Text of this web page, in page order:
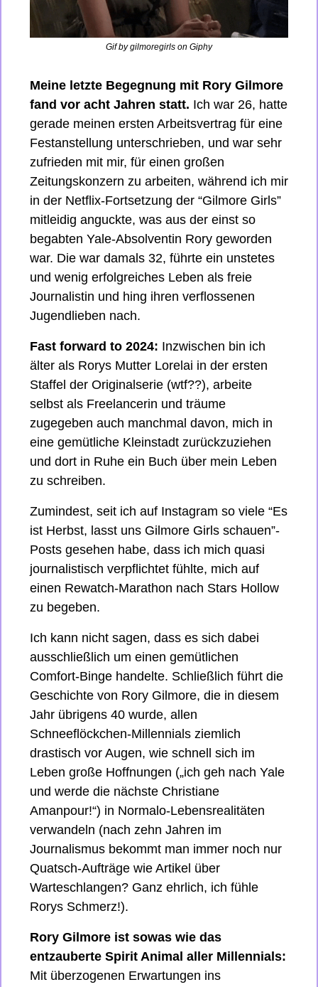
Gif by gilmoregirls on Giphy
Meine letzte Begegnung mit Rory Gilmore
fand vor acht Jahren statt. Ich war 26, hatte
gerade meinen ersten Arbeitsvertrag für eine
Festanstellung unterschrieben, und war sehr
zufrieden mit mir, für einen großen
Zeitungskonzern zu arbeiten, während ich mir
in der Netflix-Fortsetzung der “Gilmore Girls”
mitleidig anguckte, was aus der einst so
begabten Yale-Absolventin Rory geworden
war. Die war damals 32, führte ein unstetes
und wenig erfolgreiches Leben als freie
Journalistin und hing ihren verflossenen
Jugendlieben nach.
Fast forward to 2024: Inzwischen bin ich
älter als Rorys Mutter Lorelai in der ersten
Staffel der Originalserie (wtf??), arbeite
selbst als Freelancerin und träume
zugegeben auch manchmal davon, mich in
eine gemütliche Kleinstadt zurückzuziehen
und dort in Ruhe ein Buch über mein Leben
zu schreiben.
Zumindest, seit ich auf Instagram so viele “Es
ist Herbst, lasst uns Gilmore Girls schauen”-
Posts gesehen habe, dass ich mich quasi
journalistisch verpflichtet fühlte, mich auf
einen Rewatch-Marathon nach Stars Hollow
zu begeben.
Ich kann nicht sagen, dass es sich dabei
ausschließlich um einen gemütlichen
Comfort-Binge handelte. Schließlich führt die
Geschichte von Rory Gilmore, die in diesem
Jahr übrigens 40 wurde, allen
Schneeflöckchen-Millennials ziemlich
drastisch vor Augen, wie schnell sich im
Leben große Hoffnungen („ich geh nach Yale
und werde die nächste Christiane
Amanpour!“) in Normalo-Lebensrealitäten
verwandeln (nach zehn Jahren im
Journalismus bekommt man immer noch nur
Quatsch-Aufträge wie Artikel über
Warteschlangen? Ganz ehrlich, ich fühle
Rorys Schmerz!).
Rory Gilmore ist sowas wie das
entzauberte Spirit Animal aller Millennials:
Mit überzogenen Erwartungen ins